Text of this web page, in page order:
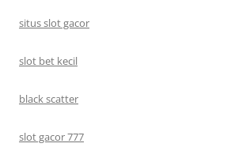
situs slot gacor
slot bet kecil
black scatter
slot gacor 777